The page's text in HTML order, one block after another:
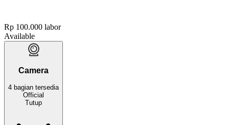
Rp 100.000 labor
Available
Camera
4 bagian tersedia
Official
Tutup